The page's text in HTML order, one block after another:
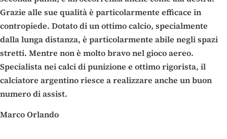
Grazie alle sue qualità è particolarmente efficace in
contropiede. Dotato di un ottimo calcio, specialmente
dalla lunga distanza, è particolarmente abile negli spazi
stretti. Mentre non è molto bravo nel gioco aereo.
Specialista nei calci di punizione e ottimo rigorista, il
calciatore argentino riesce a realizzare anche un buon
numero di assist.
Marco Orlando